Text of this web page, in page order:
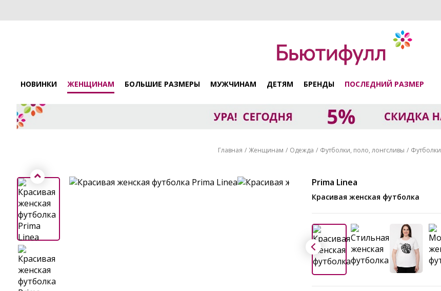
НОВИНКИ ЖЕНЩИНАМ БОЛЬШИЕ РАЗМЕРЫ МУЖЧИНАМ ДЕТЯМ БРЕНДЫ ПОСЛЕДНИЙ РАЗМЕР
Главная Женщинам Одежда Футболки, поло, лонгсливы Футболки
Prima Linea
Красивая женская футболка